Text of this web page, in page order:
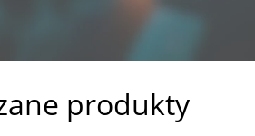
produkty